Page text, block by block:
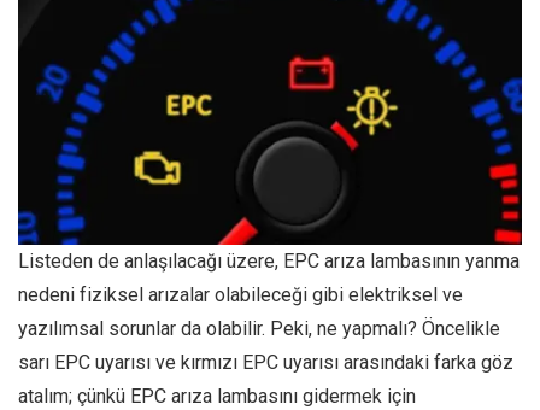
Listeden de anlaşılacağı üzere, EPC arıza lambasının yanma
nedeni fiziksel arızalar olabileceği gibi elektriksel ve
yazılımsal sorunlar da olabilir. Peki, ne yapmalı? Öncelikle
sarı EPC uyarısı ve kırmızı EPC uyarısı arasındaki farka göz
atalım; çünkü EPC arıza lambasını gidermek için